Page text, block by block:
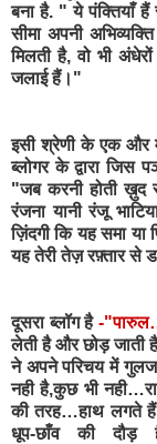
बना है. " ये पंक्तियाँ हैं
सीमा अपनी
मिलती है, वो भी
जलाई हैं।"
इसी श्रेणी के एक और
ब्लोगर के द्वारा जिस
"जब करनी होती
रंजना यानी रंजू
ज़िंदगी कि यह समा
यह तेरी तेज़ रफ़्तार से
दूसरा ब्लॉग है -"
लेती है और छोड़ जाती
ने अपने परिचय में
नही है,कुछ भी
की तरह…हाथ लगते
धूप-छाँव की